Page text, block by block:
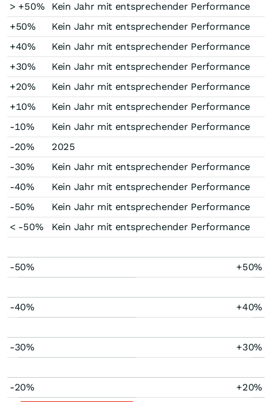
> +50%
Kein Jahr mit entsprechender Performance
+50%
Kein Jahr mit entsprechender Performance
+40%
Kein Jahr mit entsprechender Performance
+30%
Kein Jahr mit entsprechender Performance
+20%
Kein Jahr mit entsprechender Performance
+10%
Kein Jahr mit entsprechender Performance
-10%
Kein Jahr mit entsprechender Performance
-20%
2025
-30%
Kein Jahr mit entsprechender Performance
-40%
Kein Jahr mit entsprechender Performance
-50%
Kein Jahr mit entsprechender Performance
< -50%
Kein Jahr mit entsprechender Performance
-50% +50%
-40% +40%
-30% +30%
-20% +20%